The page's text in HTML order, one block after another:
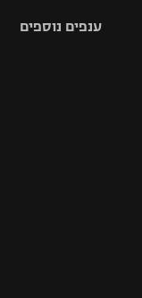
גביע הטוטו
ליגה
סל
ענפים נוספים